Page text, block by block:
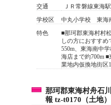
交通
ＪＲ常磐線東海
学校区
中丸小学校 東海
特色
■那珂郡東海村村
しの方におすす
550m、東海南中
海店まで約700m
業地内仮換地街
那珂郡東海村舟石
報 tz-t0170（土地）